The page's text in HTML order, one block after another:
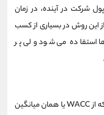
شرکت در آینده، در زمان
این روش در بسیاری از کسب
استفاده می شود ولی پر
در روش تنزیل جریان های نقدی که از WACC یا همان میانگین